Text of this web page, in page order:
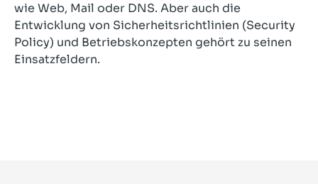
wie Web, Mail oder DNS. Aber auch die
Entwicklung von Sicherheitsrichtlinien (Security
Policy) und Betriebskonzepten gehört zu seinen
Einsatzfeldern.